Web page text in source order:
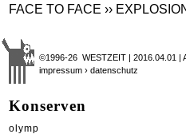
FACE TO FACE ››
©1996-26 WESTZEIT | 2016.04.01 |
impressum › datenschutz
Konserven
olymp